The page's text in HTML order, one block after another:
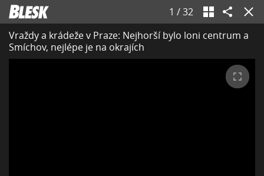
1 /32
Vraždy a krádeže v Praze: Nejhorší bylo loni centrum a
Smíchov, nejlépe je na okrajích